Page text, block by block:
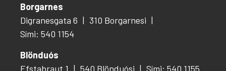
Borgarnes
Digranesgata 6
310 Borgarnesi
Sími: 540 1154
Blönduós
Efstabraut 1
540 Blönduósi Sími: 540 1155